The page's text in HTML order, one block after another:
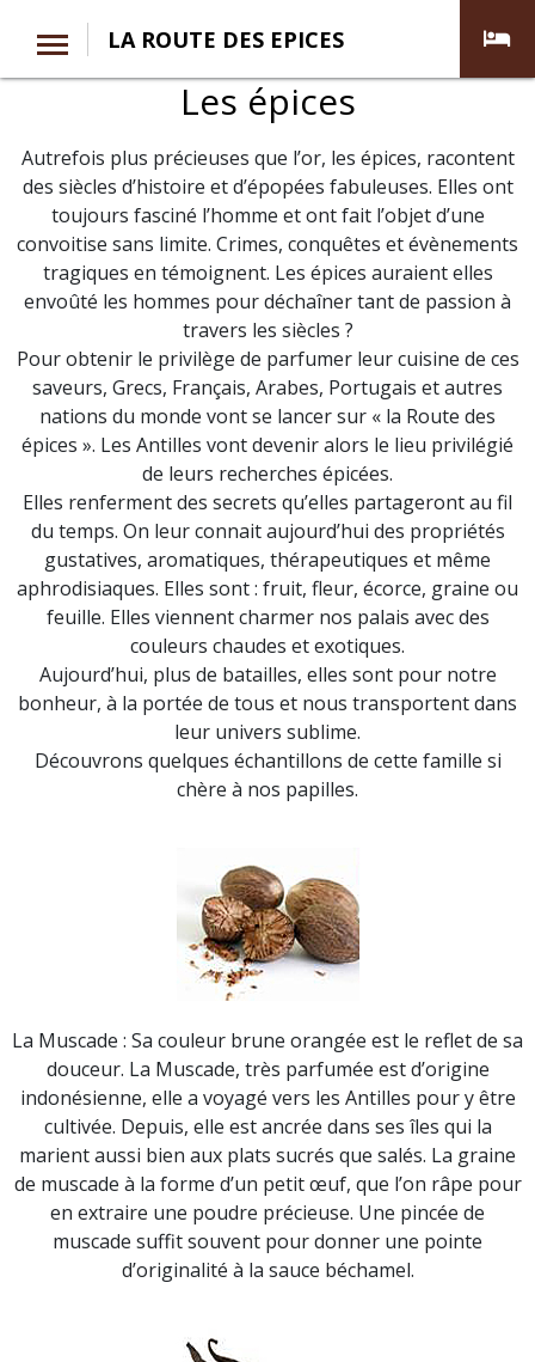
LA ROUTE DES EPICES
Les épices
Autrefois plus précieuses que l’or, les épices, racontent
des siècles d’histoire et d’épopées fabuleuses. Elles ont
toujours fasciné l’homme et ont fait l’objet d’une
convoitise sans limite. Crimes, conquêtes et évènements
tragiques en témoignent. Les épices auraient elles
envoûté les hommes pour déchaîner tant de passion à
travers les siècles ?
Pour obtenir le privilège de parfumer leur cuisine de ces
saveurs, Grecs, Français, Arabes, Portugais et autres
nations du monde vont se lancer sur « la Route des
épices ». Les Antilles vont devenir alors le lieu privilégié
de leurs recherches épicées.
Elles renferment des secrets qu’elles partageront au fil
du temps. On leur connait aujourd’hui des propriétés
gustatives, aromatiques, thérapeutiques et même
aphrodisiaques. Elles sont : fruit, fleur, écorce, graine ou
feuille. Elles viennent charmer nos palais avec des
couleurs chaudes et exotiques.
Aujourd’hui, plus de batailles, elles sont pour notre
bonheur, à la portée de tous et nous transportent dans
leur univers sublime.
Découvrons quelques échantillons de cette famille si
chère à nos papilles.
La Muscade : Sa couleur brune orangée est le reflet de sa
douceur. La Muscade, très parfumée est d’origine
indonésienne, elle a voyagé vers les Antilles pour y être
cultivée. Depuis, elle est ancrée dans ses îles qui la
marient aussi bien aux plats sucrés que salés. La graine
de muscade à la forme d’un petit œuf, que l’on râpe pour
en extraire une poudre précieuse. Une pincée de
muscade suffit souvent pour donner une pointe
d’originalité à la sauce béchamel.